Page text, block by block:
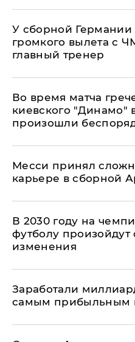
У сборной Германии
громкого вылета с
главный тренер
Во время матча
киевского "Динамо"
произошли
Месси принял
карьере в сборной
В 2030 году на
футболу
изменения
Заработали
самым прибыльным